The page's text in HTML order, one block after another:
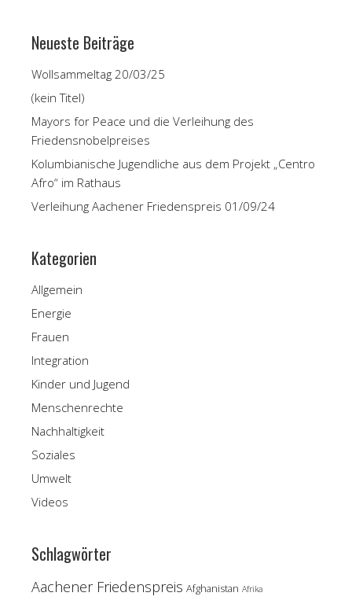
Neueste Beiträge
Wollsammeltag 20/03/25
(kein Titel)
Mayors for Peace und die Verleihung des
Friedensnobelpreises
Kolumbianische Jugendliche aus dem Projekt „Centro
Afro“ im Rathaus
Verleihung Aachener Friedenspreis 01/09/24
Kategorien
Allgemein
Energie
Frauen
Integration
Kinder und Jugend
Menschenrechte
Nachhaltigkeit
Soziales
Umwelt
Videos
Schlagwörter
Aachener Friedenspreis Afghanistan Afrika